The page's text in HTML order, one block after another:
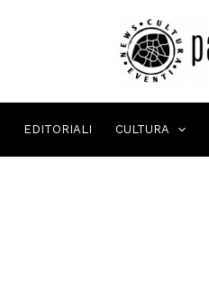
EDITORIALI CULTURA